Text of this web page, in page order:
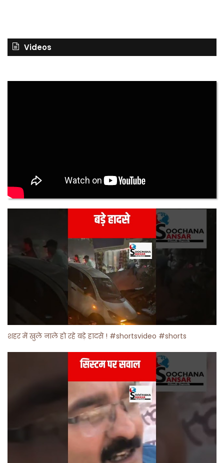
Videos
शहर में खुले नाले हो रहे बड़े हादसे ! #shortsvideo #shorts